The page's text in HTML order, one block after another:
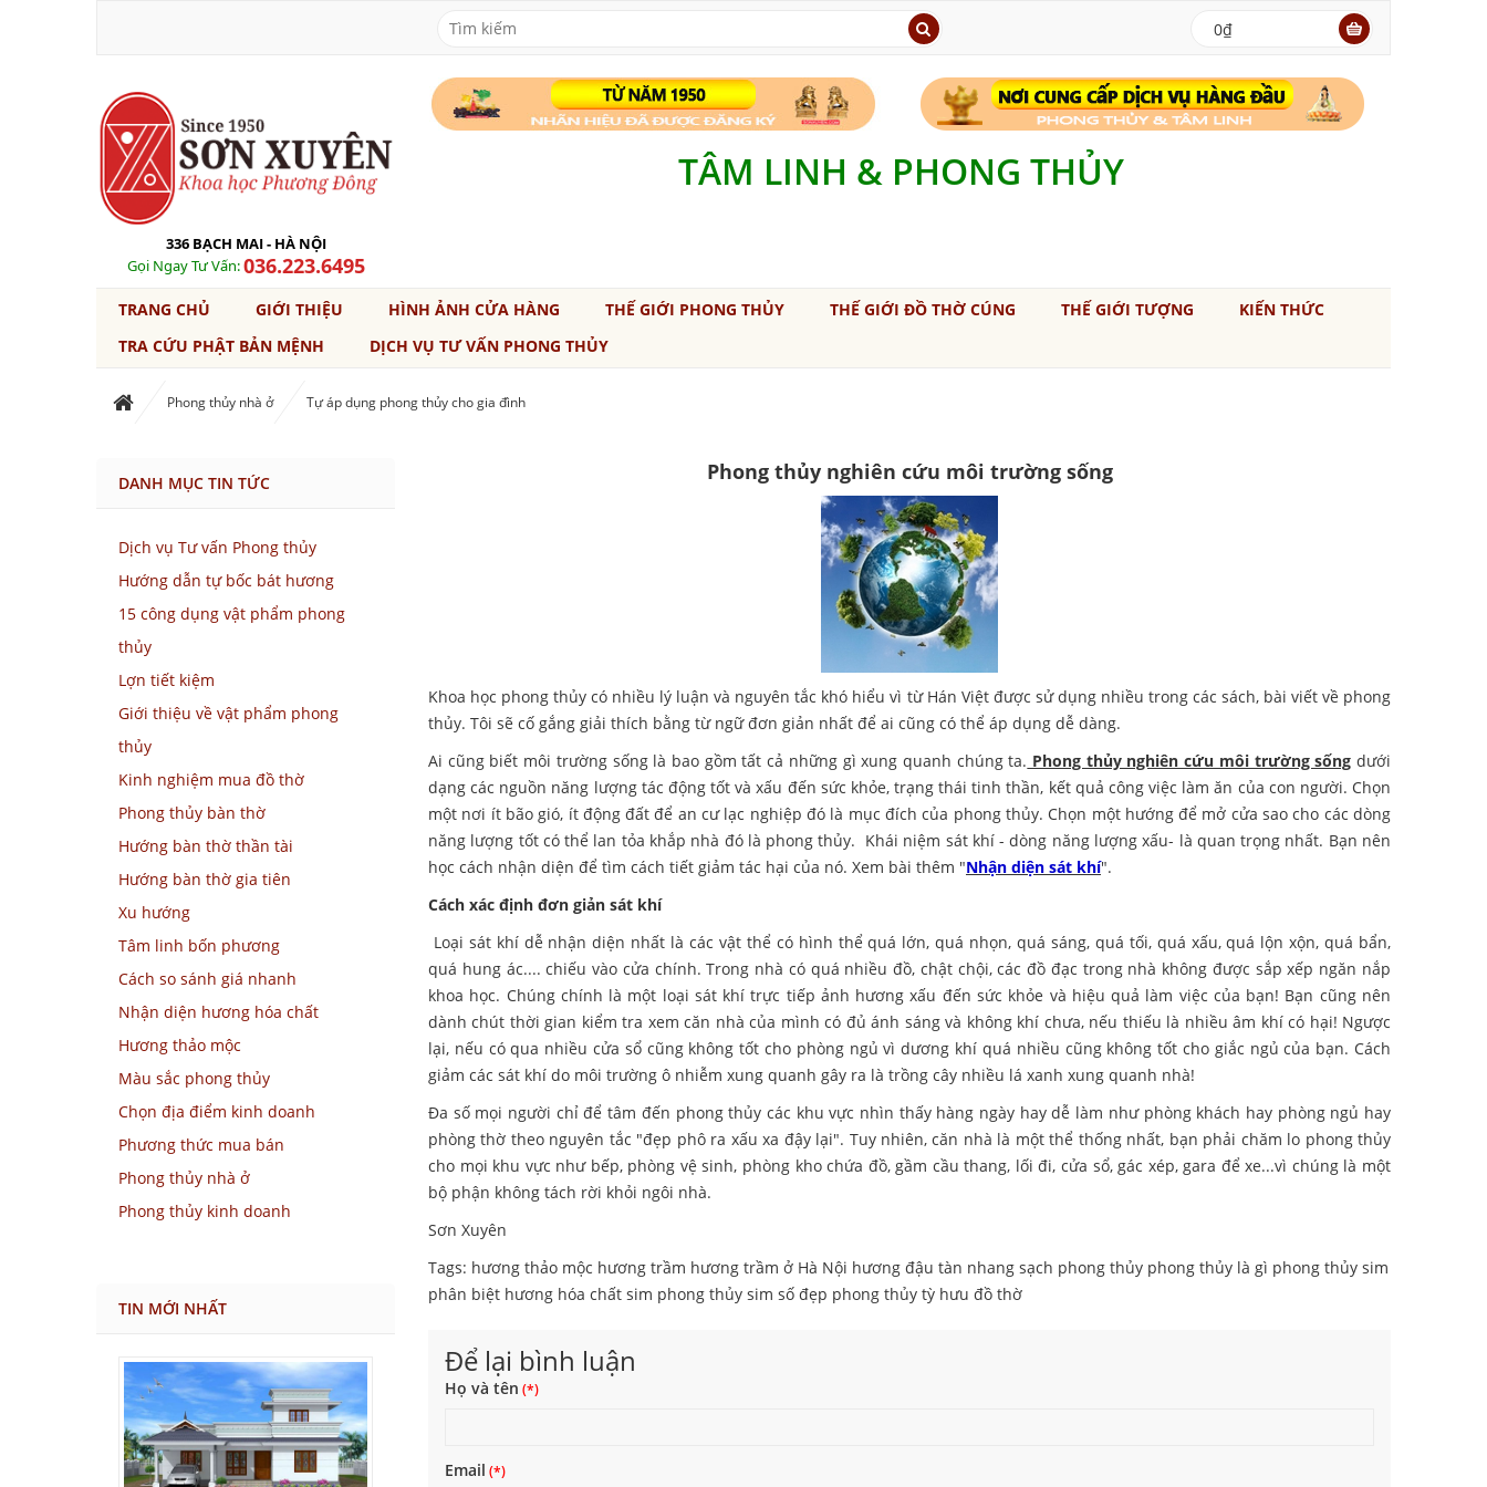
0₫
336 BẠCH MAI - HÀ NỘI
Gọi Ngay Tư Vấn:036.223.6495
TÂM LINH & PHONG THỦY
TRANG CHỦ GIỚI THIỆU HÌNH ẢNH CỬA HÀNG THẾ GIỚI PHONG THỦY THẾ GIỚI ĐỒ THỜ CÚNG THẾ GIỚI TƯỢNG
KIẾN THỨC
TRA CỨU PHẬT BẢN MỆNH
DỊCH VỤ TƯ VẤN PHONG THỦY
Phong thủy nhà ở Tự áp dụng phong thủy cho gia đình
DANH MỤC TIN TỨC
Dịch vụ Tư vấn Phong thủy
Hướng dẫn tự bốc bát hương
15 công dụng vật phẩm phong
thủy
Lợn tiết kiệm
Giới thiệu về vật phẩm phong
thủy
Kinh nghiệm mua đồ thờ
Phong thủy bàn thờ
Hướng bàn thờ thần tài
Hướng bàn thờ gia tiên
Xu hướng
Tâm linh bốn phương
Cách so sánh giá nhanh
Nhận diện hương hóa chất
Hương thảo mộc
Màu sắc phong thủy
Chọn địa điểm kinh doanh
Phương thức mua bán
Phong thủy nhà ở
Phong thủy kinh doanh
TIN MỚI NHẤT
Phong thủy nghiên cứu môi trường sống
Khoa học phong thủy có nhiều lý luận và nguyên tắc khó hiểu vì từ Hán Việt được sử dụng nhiều trong các sách, bài viết về phong
thủy. Tôi sẽ cố gắng giải thích bằng từ ngữ đơn giản nhất để ai cũng có thể áp dụng dễ dàng.
Ai cũng biết môi trường sống là bao gồm tất cả những gì xung quanh chúng ta. Phong thủy nghiên cứu môi trường sống dưới
dạng các nguồn năng lượng tác động tốt và xấu đến sức khỏe, trạng thái tinh thần, kết quả công việc làm ăn của con người. Chọn
một nơi ít bão gió, ít động đất để an cư lạc nghiệp đó là mục đích của phong thủy. Chọn một hướng để mở cửa sao cho các dòng
năng lượng tốt có thể lan tỏa khắp nhà đó là phong thủy. Khái niệm sát khí - dòng năng lượng xấu- là quan trọng nhất. Bạn nên
học cách nhận diện để tìm cách tiết giảm tác hại của nó. Xem bài thêm "Nhận diện sát khí".
Cách xác định đơn giản sát khí
Loại sát khí dễ nhận diện nhất là các vật thể có hình thể quá lớn, quá nhọn, quá sáng, quá tối, quá xấu, quá lộn xộn, quá bẩn,
quá hung ác.... chiếu vào cửa chính. Trong nhà có quá nhiều đồ, chật chội, các đồ đạc trong nhà không được sắp xếp ngăn nắp
khoa học. Chúng chính là một loại sát khí trực tiếp ảnh hương xấu đến sức khỏe và hiệu quả làm việc của bạn! Bạn cũng nên
dành chút thời gian kiểm tra xem căn nhà của mình có đủ ánh sáng và không khí chưa, nếu thiếu là nhiều âm khí có hại! Ngược
lại, nếu có qua nhiều cửa sổ cũng không tốt cho phòng ngủ vì dương khí quá nhiều cũng không tốt cho giắc ngủ của bạn. Cách
giảm các sát khí do môi trường ô nhiễm xung quanh gây ra là trồng cây nhiều lá xanh xung quanh nhà!
Đa số mọi người chỉ để tâm đến phong thủy các khu vực nhìn thấy hàng ngày hay dễ làm như phòng khách hay phòng ngủ hay
phòng thờ theo nguyên tắc "đẹp phô ra xấu xa đậy lại". Tuy nhiên, căn nhà là một thể thống nhất, bạn phải chăm lo phong thủy
cho mọi khu vực như bếp, phòng vệ sinh, phòng kho chứa đồ, gầm cầu thang, lối đi, cửa sổ, gác xép, gara để xe...vì chúng là một
bộ phận không tách rời khỏi ngôi nhà.
Sơn Xuyên
Tags: hương thảo mộc hương trầm hương trầm ở Hà Nội hương đậu tàn nhang sạch phong thủy phong thủy là gì phong thủy sim
phân biệt hương hóa chất sim phong thủy sim số đẹp phong thủy tỳ hưu đồ thờ
Để lại bình luận
Họ và tên
Email